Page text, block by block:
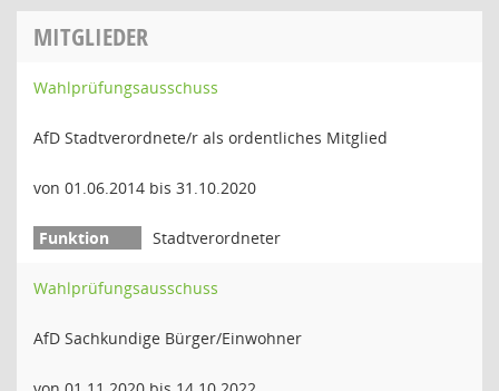
MITGLIEDER
Wahlprüfungsausschuss
AfD Stadtverordnete/r als ordentliches Mitglied
von 01.06.2014 bis 31.10.2020
Stadtverordneter
Wahlprüfungsausschuss
AfD Sachkundige Bürger/Einwohner